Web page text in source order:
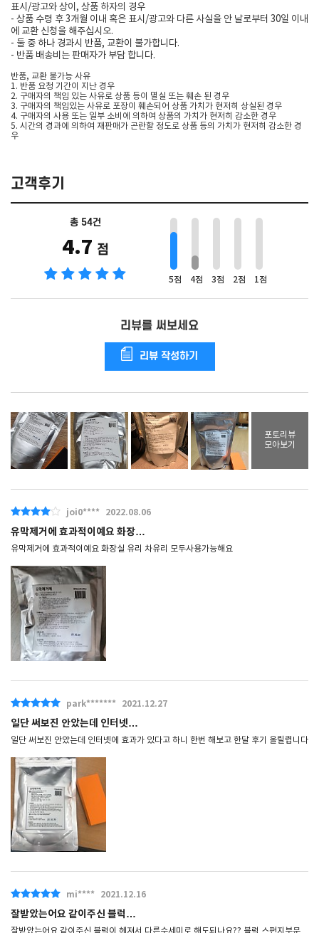
표시/광고와 상이, 상품 하자의 경우
- 상품 수령 후 3개월 이내 혹은 표시/광고와 다른 사실을 안 날로부터 30일 이내
에 교환 신청을 해주십시오.
- 둘 중 하나 경과시 반품, 교환이 불가합니다.
- 반품 배송비는 판매자가 부담 합니다.
반품, 교환 불가능 사유
1. 반품 요청 기간이 지난 경우
2. 구매자의 책임 있는 사유로 상품 등이 멸실 또는 훼손 된 경우
3. 구매자의 책임있는 사유로 포장이 훼손되어 상품 가치가 현저히 상실된 경우
4. 구매자의 사용 또는 일부 소비에 의하여 상품의 가치가 현저히 감소한 경우
5. 시간의 경과에 의하여 재판매가 곤란할 정도로 상품 등의 가치가 현저히 감소한 경
우
고객후기
총 54건
4.7 점
5점 4점 3점 2점 1점
리뷰를 써보세요
리뷰 작성하기
포토리뷰
모아보기
joi0**** 2022.08.06
유막제거에 효과적이예요 화장…
유막제거에 효과적이예요 화장실 유리 차유리 모두사용가능해요
park******* 2021.12.27
일단 써보진 안았는데 인터넷…
일단 써보진 안았는데 인터넷에 효과가 있다고 하니 한번 해보고 한달 후기 올릴렵니다
mi**** 2021.12.16
잘받았는어요 같이주신 블럭…